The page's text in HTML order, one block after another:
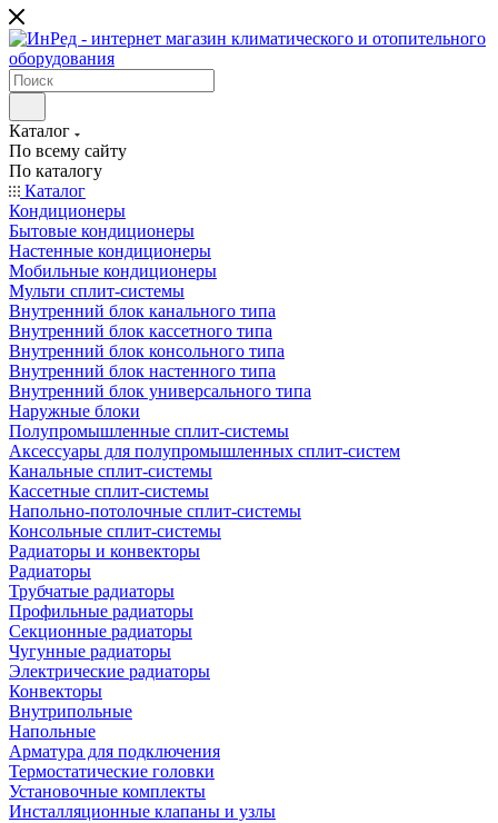
Каталог
По всему сайту
По каталогу
Каталог
Кондиционеры
Бытовые кондиционеры
Настенные кондиционеры
Мобильные кондиционеры
Мульти сплит-системы
Внутренний блок канального типа
Внутренний блок кассетного типа
Внутренний блок консольного типа
Внутренний блок настенного типа
Внутренний блок универсального типа
Наружные блоки
Полупромышленные сплит-системы
Аксессуары для полупромышленных сплит-систем
Канальные сплит-системы
Кассетные сплит-системы
Напольно-потолочные сплит-системы
Консольные сплит-системы
Радиаторы и конвекторы
Радиаторы
Трубчатые радиаторы
Профильные радиаторы
Секционные радиаторы
Чугунные радиаторы
Электрические радиаторы
Конвекторы
Внутрипольные
Напольные
Арматура для подключения
Термостатические головки
Установочные комплекты
Инсталляционные клапаны и узлы